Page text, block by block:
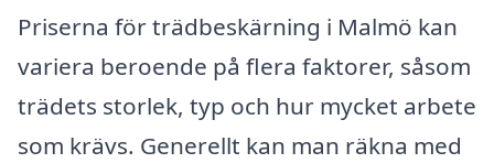
Priserna för trädbeskärning i Malmö kan
variera beroende på flera faktorer, såsom
trädets storlek, typ och hur mycket arbete
som krävs. Generellt kan man räkna med